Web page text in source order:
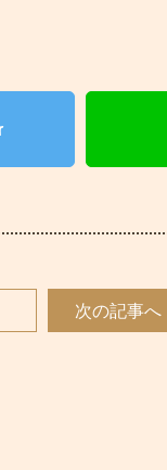
次の記事へ